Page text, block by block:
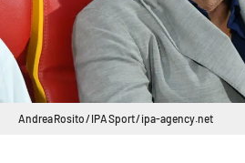
Sanità
Sport
Cultura
Andrea Rosito / IPA Sport / ipa-agency.net